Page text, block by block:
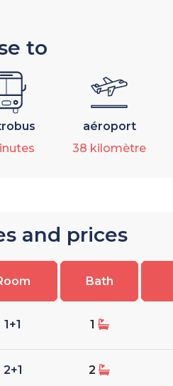
to
aéroport
38 kilomètre
and prices
Bath
1+1 1
2+1 2